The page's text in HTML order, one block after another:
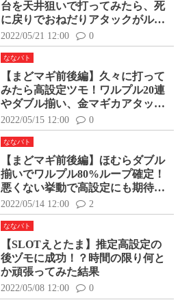
台を天井狙いで打ってみたら、死
に戻りでおねだりアタックがルー
プ！？
2022/05/21 12:00 0
ななバト
【まどマギ前後編】久々に打って
みたら高設定ツモ！ワルプル20連
やダブル揃い、金マギカアタック
など色々堪能してきた！
2022/05/15 12:00 0
ななバト
【まどマギ前後編】ほむらダブル
揃いでワルプル80%ループ確定！
悪くない挙動で高設定にも期待で
きる！？
2022/05/14 12:00 2
ななバト
【SLOTえとたま】推定高設定の
後ヅモに成功！？時間の限り何と
か頑張ってみた結果
2022/05/08 12:00 0